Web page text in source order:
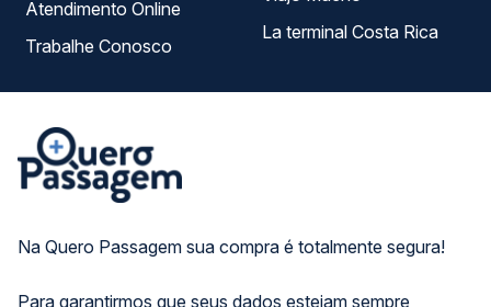
Na Quero Passagem sua compra é totalmente segura!
Para garantirmos que seus dados estejam sempre
Atendimento Online
Trabalhe Conosco
La terminal Costa Rica